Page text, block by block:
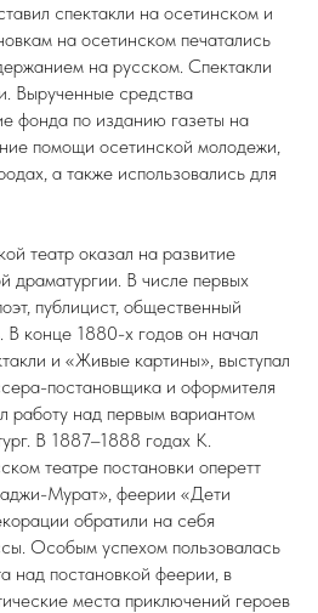
спектакли на осетинском и
на осетинском печатались
на русском. Спектакли
Вырученные средства
фонда по изданию газеты на
помощи осетинской молодежи,
а также использовались для
театр оказал на развитие
драматургии. В числе первых
публицист, общественный
В конце 1880-х годов он начал
и «Живые картины», выступал
постановщика и оформителя
работу над первым вариантом
В 1887–1888 годах К.
театре постановки оперетт
Мурат», феерии «Дети
обратили на себя
Особым успехом пользовалась
над постановкой феерии, в
места приключений героев